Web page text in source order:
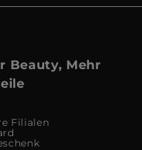
Beauty, Mehr
Filialen